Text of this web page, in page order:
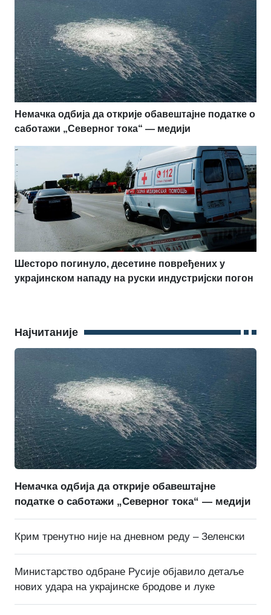
Немачка одбија да открије обавештајне податке о
саботажи „Северног тока“ — медији
Шесторо погинуло, десетине повређених у
украјинском нападу на руски индустријски погон
Најчитаније
Немачка одбија да открије обавештајне
податке о саботажи „Северног тока“ — медији
Крим тренутно није на дневном реду – Зеленски
Министарство одбране Русије објавило детаље
нових удара на украјинске бродове и луке